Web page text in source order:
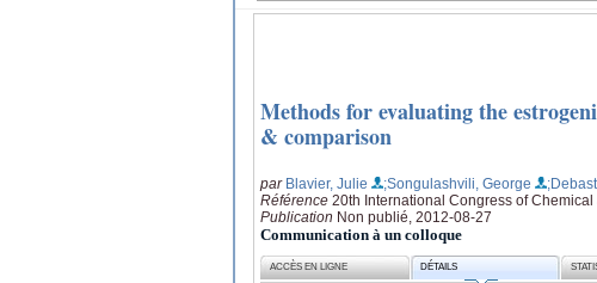
Methods for evaluating the
& comparison
par Blavier, Julie ;Songulashvili, George
Référence 20th International Congress of
Publication Non publié, 2012-08-27
Communication à un colloque
ACCÈS EN LIGNE DÉTAILS